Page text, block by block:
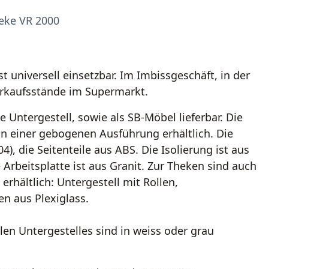
VR 2000
universell einsetzbar. Im Imbissgeschäft, in der
im Supermarkt.
Untergestell, sowie als SB-Möbel lieferbar. Die
einer gebogenen Ausführung erhältlich. Die
die Seitenteile aus ABS. Die Isolierung ist aus
ist aus Granit. Zur Theken sind auch
Untergestell mit Rollen,
aus Plexiglass.
Untergestelles sind in weiss oder grau